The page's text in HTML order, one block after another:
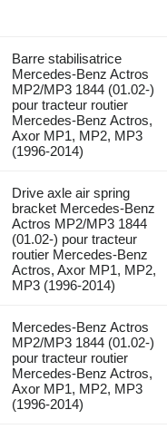
Barre stabilisatrice
Mercedes-Benz Actros
MP2/MP3 1844 (01.02-)
pour tracteur routier
Mercedes-Benz Actros,
Axor MP1, MP2, MP3
(1996-2014)
Drive axle air spring
bracket Mercedes-Benz
Actros MP2/MP3 1844
(01.02-) pour tracteur
routier Mercedes-Benz
Actros, Axor MP1, MP2,
MP3 (1996-2014)
Mercedes-Benz Actros
MP2/MP3 1844 (01.02-)
pour tracteur routier
Mercedes-Benz Actros,
Axor MP1, MP2, MP3
(1996-2014)